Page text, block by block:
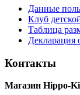
Данные
Клуб
Таблица
Декларация
Контакты
Магазин Hippo-